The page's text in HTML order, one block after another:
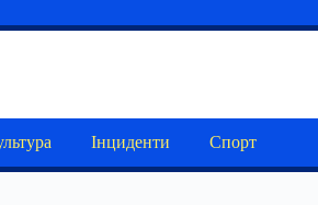
Інциденти Спорт